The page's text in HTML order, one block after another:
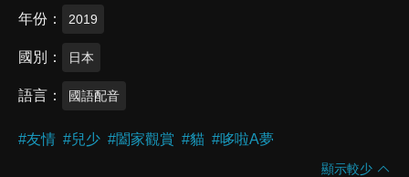
年份 2019
國別 日本
語言 國語配音
#友情 #兒少 #闔家觀賞 #貓 #哆啦A夢
顯示較少